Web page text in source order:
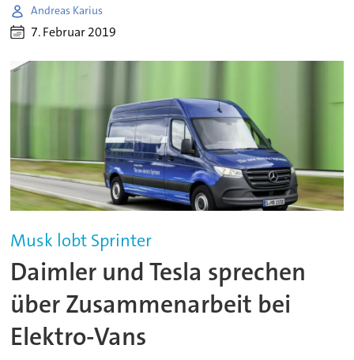
Andreas Karius
7. Februar 2019
Musk lobt Sprinter
Daimler und Tesla sprechen
über Zusammenarbeit bei
Elektro-Vans